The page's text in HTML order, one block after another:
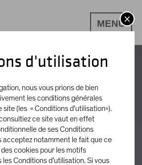
MENU
pas miser
sur les
d'utilisation
nous vous prions de bien
les conditions générales
site (les « Conditions d’utilisation»).
ce site vaut en effet
de ses Conditions
acceptez notamment le fait que ce
cookies pour les motifs
Conditions d’utilisation. Si vous